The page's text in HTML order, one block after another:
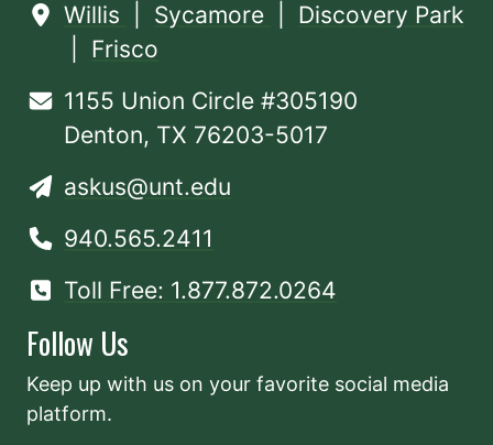
Willis Sycamore
Discovery Park
Frisco
1155 Union Circle #305190
Denton, TX 76203-5017
askus@unt.edu
940.565.2411
Toll Free: 1.877.872.0264
Follow Us
Keep up with us on your favorite social media
platform.